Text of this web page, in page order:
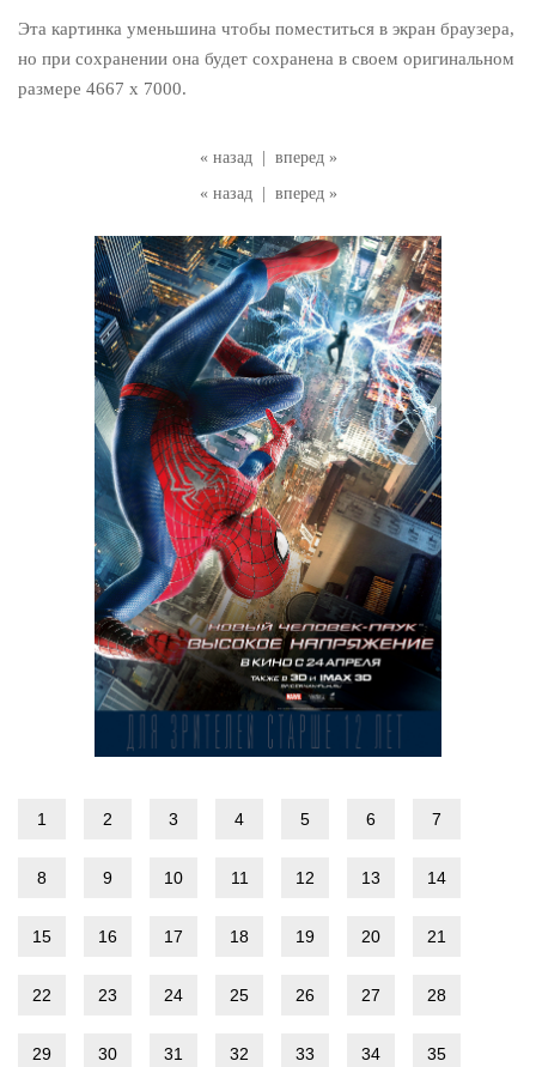
« назад
вперед »
« назад
вперед »
Эта картинка уменьшина чтобы поместиться в экран браузера,
но при сохранении она будет сохранена в своем оригинальном
размере 4667 x 7000.
1 2 3 4 5 6 7
8 9 10 11 12 13 14
15 16 17 18 19 20 21
22 23 24 25 26 27 28
29 30 31 32 33 34 35